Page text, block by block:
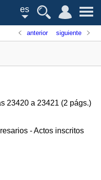
es
anterior siguiente
23420 a 23421 (2 págs.)
- Actos inscritos